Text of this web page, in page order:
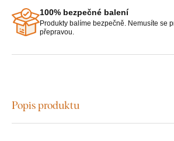
100% bezpečné balení
Produkty balíme bezpečně. Nemusíte se
přepravou.
Popis produktu